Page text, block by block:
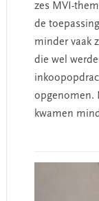
zes MVI-
de
minder vaak
die wel
opgenomen.
kwamen